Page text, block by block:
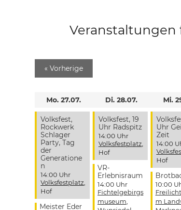
Veranstaltungen
« Vorherige
Mo. 27.07.
Volksfest,
Rockwerk
Schlager
Party, Tag
der
Generatione
n
14:00 Uhr
Volksfestplatz,
Hof
Meister Eder
Di. 28.07.
Volksfest, 19
Uhr Radspitz
14:00 Uhr
Volksfestplatz,
Hof
VR-
Erlebnisraum
14:00 Uhr
Fichtelgebirgs
museum,
Mi.
Uhr
Zeit
14:00
Hof
10:00
m